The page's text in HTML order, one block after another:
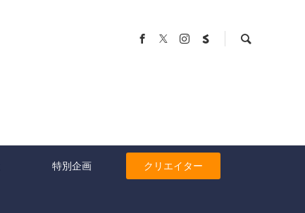
特別企画 クリエイター